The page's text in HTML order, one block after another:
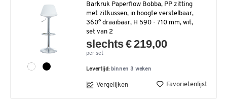
Barkruk Paperflow Bobba, PP zitting
met zitkussen, in hoogte verstelbaar,
360° draaibaar, H 590 - 710 mm, wit,
set van 2
slechts € 219,00
per set
Levertijd: binnen 3 weken
Vergelijken Favorietenlijst